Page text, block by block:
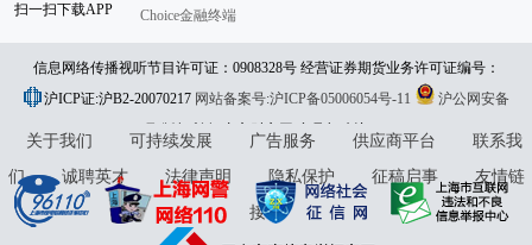
扫一扫下载APP
Choice金融终端
信息网络传播视听节目许可证：0908328号 经营证券期货业务许可证编号：
913101046312860336 违法和不良信息举报:021-61278686 举报邮箱：
jubao@eastmoney.com
沪ICP证:沪B2-20070217 网站备案号:沪ICP备05006054号-11
沪公网安备
31010402000120号版权所有:东方财富网意见与建议:4000300059/952500
关于我们 可持续发展 广告服务 供应商平台
联系我
们
诚聘英才 法律声明 隐私保护 征稿启事
友情链
接